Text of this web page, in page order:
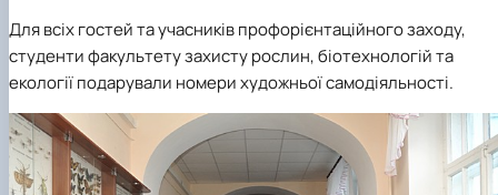
Для всіх гостей та учасників профорієнтаційного заходу,
студенти факультету захисту рослин, біотехнологій та
екології подарували номери художньої самодіяльності.